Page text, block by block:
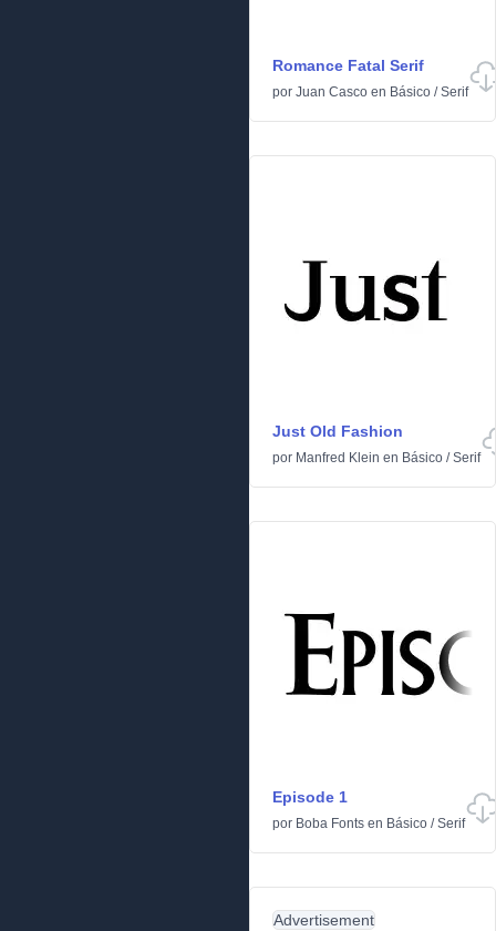
Romance Fatal Serif
por Juan Casco en Básico /Serif
Just Old Fashion
por Manfred Klein en Básico /Serif
Episode 1
por Boba Fonts en Básico /Serif
Advertisement